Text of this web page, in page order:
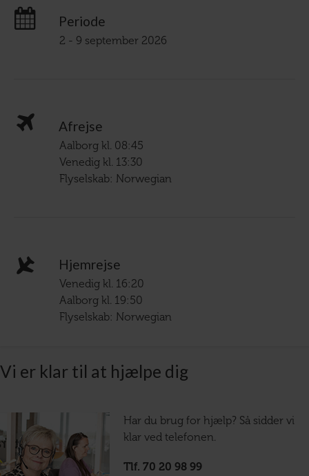
Periode
2 - 9 september 2026
Afrejse
Aalborg kl. 08:45
Venedig kl. 13:30
Flyselskab: Norwegian
Hjemrejse
Venedig kl. 16:20
Aalborg kl. 19:50
Flyselskab: Norwegian
Vi er klar til at hjælpe dig
Har du brug for hjælp? Så sidder vi
klar ved telefonen.
Tlf. 70 20 98 99